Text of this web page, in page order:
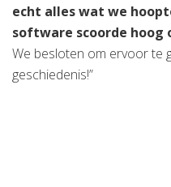
echt alles wat we
software scoorde
We besloten om ervoor te
geschiedenis!”